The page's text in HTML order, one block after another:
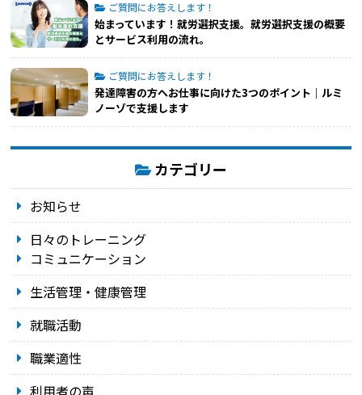
ご質問にお答えします！
始まっています！就労選択支援。就労選択支援の概要
とサービス利用の流れ。
ご質問にお答えします！
発達障害の方へお仕事に向けた3つのポイント｜ルミ
ノーゾで支援します
カテゴリー
お知らせ
日々のトレーニング
コミュニケーション
生活管理・健康管理
就職活動
職業適性
利用者の声